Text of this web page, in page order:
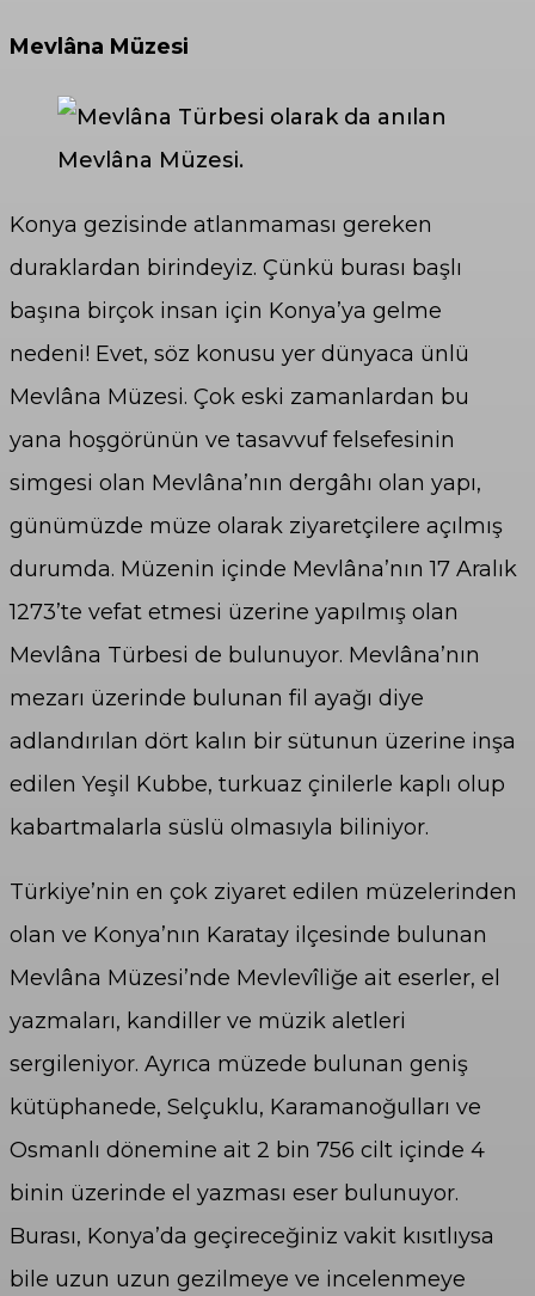
Mevlâna Müzesi
Konya gezisinde atlanmaması gereken
duraklardan birindeyiz. Çünkü burası başlı
başına birçok insan için Konya’ya gelme
nedeni! Evet, söz konusu yer dünyaca ünlü
Mevlâna Müzesi. Çok eski zamanlardan bu
yana hoşgörünün ve tasavvuf felsefesinin
simgesi olan Mevlâna’nın dergâhı olan yapı,
günümüzde müze olarak ziyaretçilere açılmış
durumda. Müzenin içinde Mevlâna’nın 17 Aralık
1273’te vefat etmesi üzerine yapılmış olan
Mevlâna Türbesi de bulunuyor. Mevlâna’nın
mezarı üzerinde bulunan fil ayağı diye
adlandırılan dört kalın bir sütunun üzerine inşa
edilen Yeşil Kubbe, turkuaz çinilerle kaplı olup
kabartmalarla süslü olmasıyla biliniyor.
Türkiye’nin en çok ziyaret edilen müzelerinden
olan ve Konya’nın Karatay ilçesinde bulunan
Mevlâna Müzesi’nde Mevlevîliğe ait eserler, el
yazmaları, kandiller ve müzik aletleri
sergileniyor. Ayrıca müzede bulunan geniş
kütüphanede, Selçuklu, Karamanoğulları ve
Osmanlı dönemine ait 2 bin 756 cilt içinde 4
binin üzerinde el yazması eser bulunuyor.
Burası, Konya’da geçireceğiniz vakit kısıtlıysa
bile uzun uzun gezilmeye ve incelenmeye